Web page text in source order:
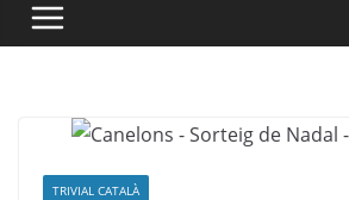
TRIVIAL CATALÀ